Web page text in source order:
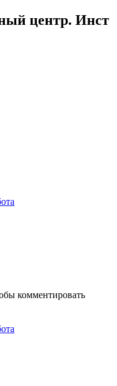
центр. Инст
комментировать